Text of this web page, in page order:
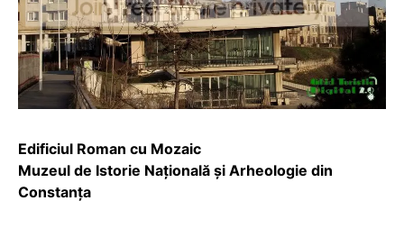
Edificiul Roman cu Mozaic
Muzeul de Istorie Naţională şi Arheologie din
Constanţa